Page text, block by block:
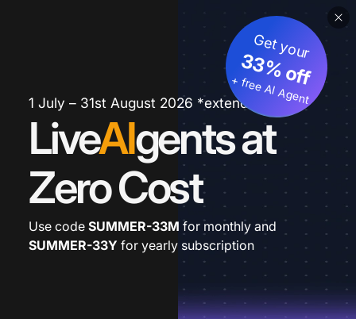
1 July – 31st August 2026 *extended
LiveAIgents at
Zero Cost
Get your
33% off
+ free AI Agent
Use code SUMMER-33M for monthly and
SUMMER-33Y for yearly subscription